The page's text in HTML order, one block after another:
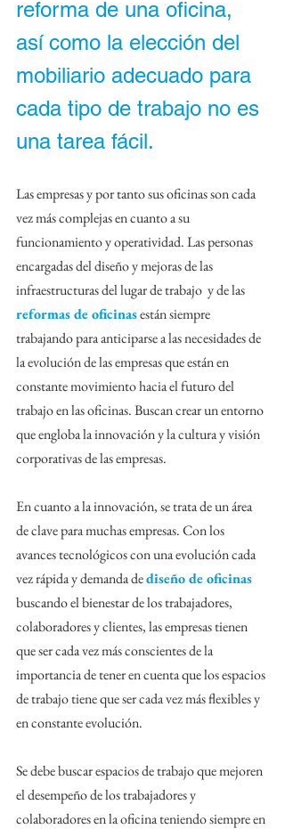
reforma de una oficina,
así como la elección del
mobiliario adecuado para
cada tipo de trabajo no es
una tarea fácil.
Las empresas y por tanto sus oficinas son cada
vez más complejas en cuanto a su
funcionamiento y operatividad. Las personas
encargadas del diseño y mejoras de las
infraestructuras del lugar de trabajo  y de las
reformas de oficinas están siempre
trabajando para anticiparse a las necesidades de
la evolución de las empresas que están en
constante movimiento hacia el futuro del
trabajo en las oficinas. Buscan crear un entorno
que engloba la innovación y la cultura y visión
corporativas de las empresas.
En cuanto a la innovación, se trata de un área
de clave para muchas empresas. Con los
avances tecnológicos con una evolución cada
vez rápida y demanda de diseño de oficinas
buscando el bienestar de los trabajadores,
colaboradores y clientes, las empresas tienen
que ser cada vez más conscientes de la
importancia de tener en cuenta que los espacios
de trabajo tiene que ser cada vez más flexibles y
en constante evolución.
Se debe buscar espacios de trabajo que mejoren
el desempeño de los trabajadores y
colaboradores en la oficina teniendo siempre en